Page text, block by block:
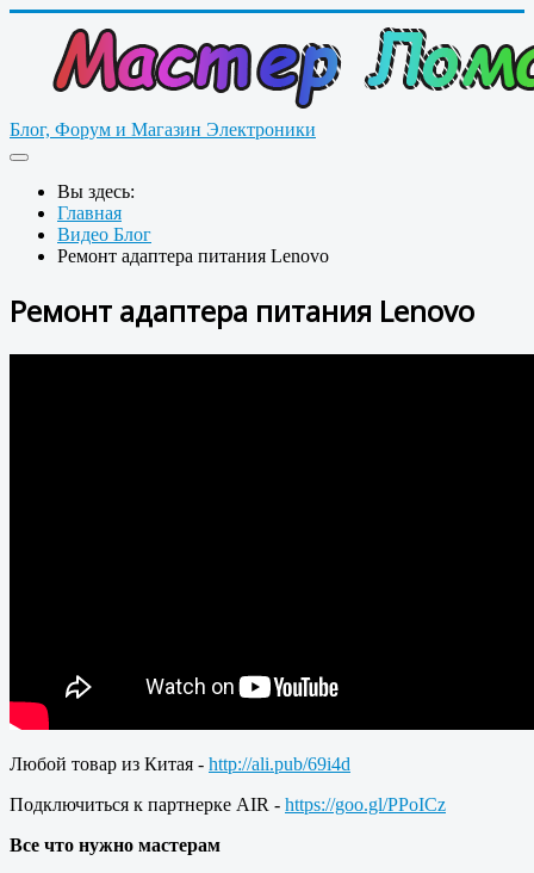
Блог, Форум и Магазин Электроники
Вы здесь:
Главная
Видео Блог
Ремонт адаптера питания Lenovo
Ремонт адаптера питания Lenovo
Любой товар из Китая - http://ali.pub/69i4d
Подключиться к партнерке AIR - https://goo.gl/PPoICz
Все что нужно мастерам